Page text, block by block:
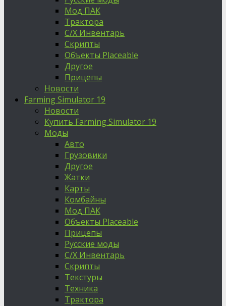
Мод ПАК
Трактора
С/Х Инвентарь
Скрипты
Объекты Placeable
Другое
Прицепы
Новости
Farming Simulator 19
Новости
Купить Farming Simulator 19
Моды
Авто
Грузовики
Другое
Жатки
Карты
Комбайны
Мод ПАК
Объекты Placeable
Прицепы
Русские моды
С/Х Инвентарь
Скрипты
Текстуры
Техника
Трактора